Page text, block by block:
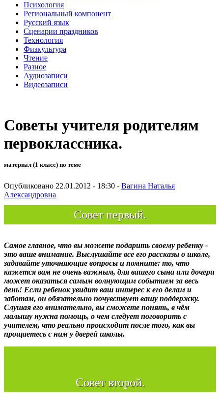
Психология
Региональный компонент
Русский язык
Сценарии праздников
Технология
Физкультура
Чтение
Разное
Аудиозаписи
Видеозаписи
Советы учителя родителям
первоклассника.
материал (1 класс) по теме
Опубликовано 22.01.2012 - 18:30 - Вагина Наталья
Александровна
Совет первый.
Самое главное, что вы можете подарить своему ребенку -
это ваше внимание. Выслушайте все его рассказы о школе,
задавайте уточняющие вопросы и помните: то, что
кажется вам не очень важным, для вашего сына или дочери
может оказаться самым волнующим событием за весь
день! Если ребенок увидит ваш интерес к его делам и
заботам, он обязательно почувствует вашу поддержку.
Слушая его внимательно, вы сможете понять, в чём
малышу нужна помощь, о чем следует поговорить с
учителем, что реально происходит после того, как вы
прощаетесь с ним у дверей школы.
Совет второй.